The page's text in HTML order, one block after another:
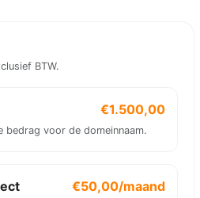
BTW.
€1.500,00
bedrag voor de domeinnaam.
€50,00/maand